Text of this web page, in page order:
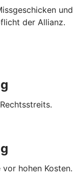
und
der Allianz.
hohen Kosten.